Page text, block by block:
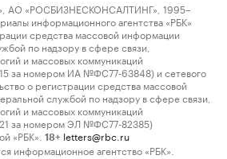
«РОСБИЗНЕСКОНСАЛТИНГ», 1995–
информационного агентства «РБК»
средства массовой информации
по надзору в сфере связи,
и массовых коммуникаций
за номером ИА №ФС77-63848) и сетевого
о регистрации средства массовой
службой по надзору в сфере связи,
и массовых коммуникаций
за номером ЭЛ №ФС77-82385)
«РБК».
18+ letters@rbc.ru
информационное агентство «РБК».